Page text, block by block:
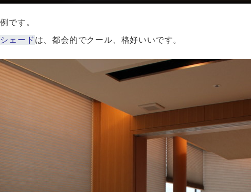
です。
ェード は、都会的でクール、格好いいです。